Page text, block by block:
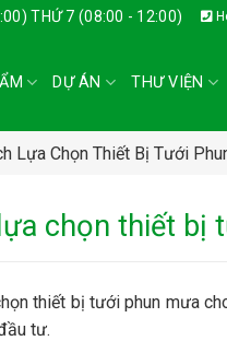
THỨ 7 (08:00 - 12:00)
DỰ ÁN THƯ VIỆN
Lựa Chọn Thiết Bị Tưới
chọn thiết bị
thiết bị tưới phun mưa
tư.